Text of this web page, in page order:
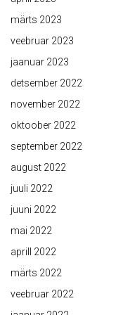
märts 2023
veebruar 2023
jaanuar 2023
detsember 2022
november 2022
oktoober 2022
september 2022
august 2022
juuli 2022
juuni 2022
mai 2022
aprill 2022
märts 2022
veebruar 2022